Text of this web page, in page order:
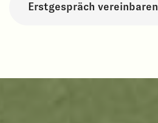
Erstgespräch vereinbaren